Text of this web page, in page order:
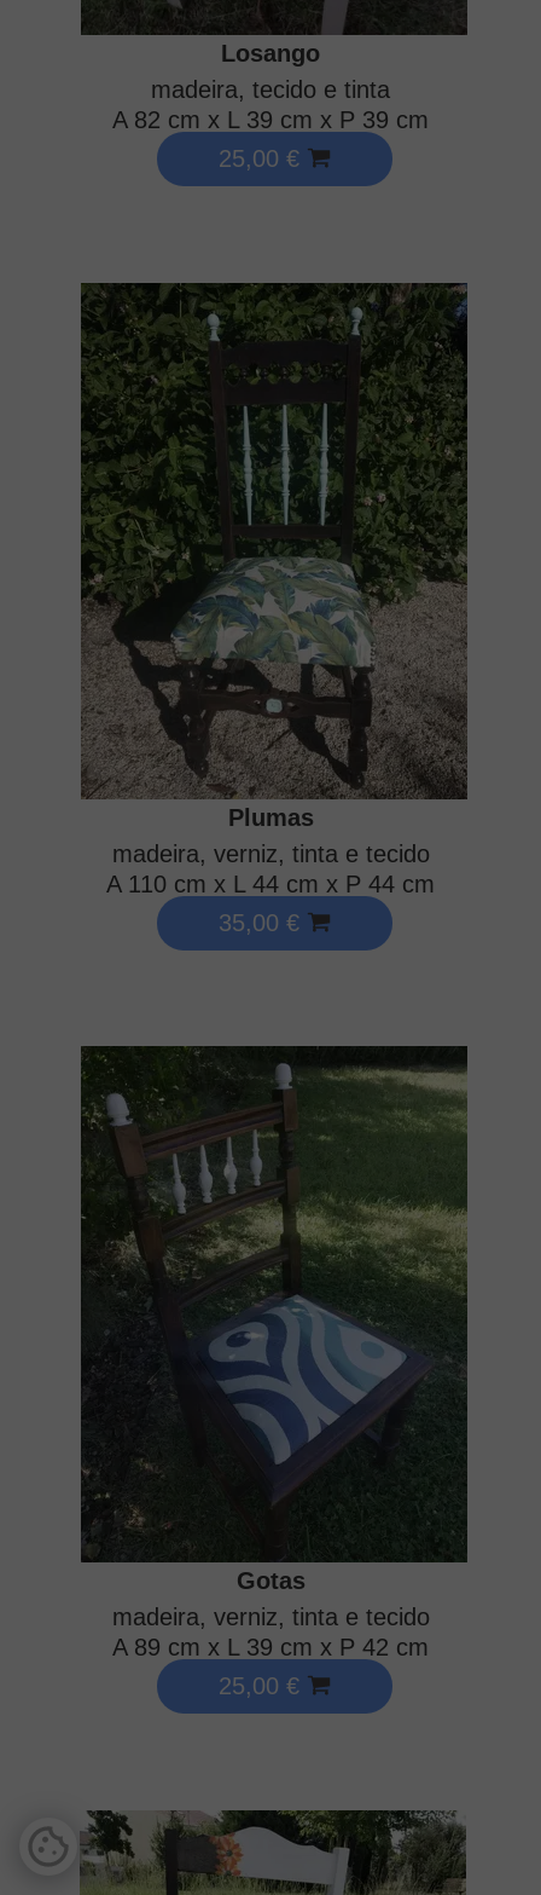
25,00 €
Gotas
madeira, verniz, tinta e tecido
A 89 cm x L 39 cm x P 42 cm
35,00 €
Plumas
madeira, verniz, tinta e tecido
A 110 cm x L 44 cm x P 44 cm
25,00 €
Losango
madeira, tecido e tinta
A 82 cm x L 39 cm x P 39 cm